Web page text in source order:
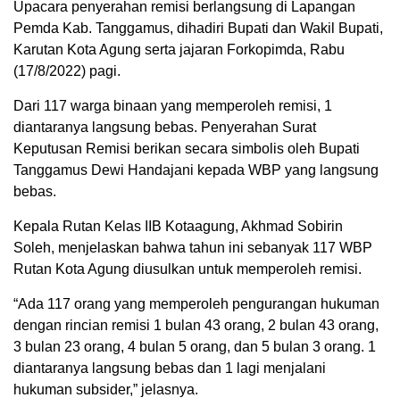
Upacara penyerahan remisi berlangsung di Lapangan
Pemda Kab. Tanggamus, dihadiri Bupati dan Wakil Bupati,
Karutan Kota Agung serta jajaran Forkopimda, Rabu
(17/8/2022) pagi.
Dari 117 warga binaan yang memperoleh remisi, 1
diantaranya langsung bebas. Penyerahan Surat
Keputusan Remisi berikan secara simbolis oleh Bupati
Tanggamus Dewi Handajani kepada WBP yang langsung
bebas.
Kepala Rutan Kelas IIB Kotaagung, Akhmad Sobirin
Soleh, menjelaskan bahwa tahun ini sebanyak 117 WBP
Rutan Kota Agung diusulkan untuk memperoleh remisi.
“Ada 117 orang yang memperoleh pengurangan hukuman
dengan rincian remisi 1 bulan 43 orang, 2 bulan 43 orang,
3 bulan 23 orang, 4 bulan 5 orang, dan 5 bulan 3 orang. 1
diantaranya langsung bebas dan 1 lagi menjalani
hukuman subsider,” jelasnya.